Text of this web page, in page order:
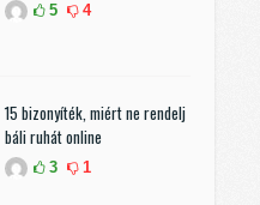
5 4
15 bizonyíték, miért ne rendelj
báli ruhát online
3 1